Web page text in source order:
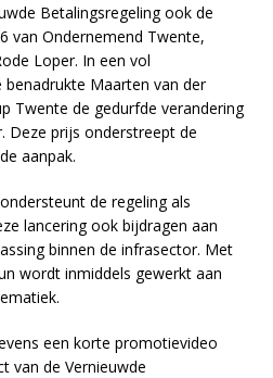
Betalingsregeling ook de
van Ondernemend Twente,
Loper. In een vol
benadrukte Maarten van der
Twente de gedurfde verandering
Deze prijs onderstreept de
aanpak.
de regeling als
lancering ook bijdragen aan
binnen de infrasector. Met
wordt inmiddels gewerkt aan
een korte promotievideo
van de Vernieuwde